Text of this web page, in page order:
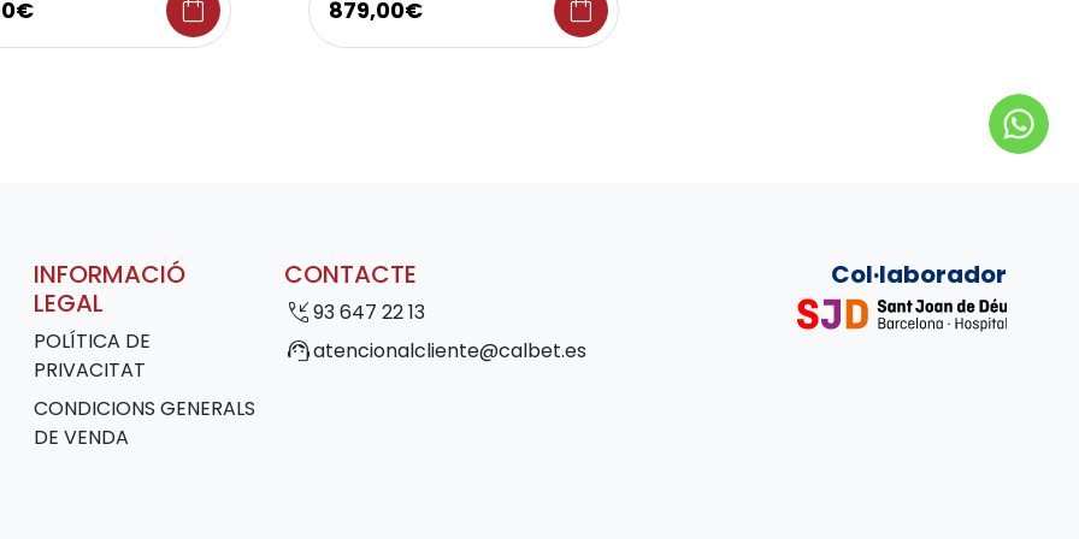
shopping_bag 879,00€ shopping_bag
INFORMACIÓ
LEGAL
POLÍTICA DE
PRIVACITAT
CONDICIONS GENERALS
DE VENDA
CONTACTE
phone_callback93 647 22 13
support_agentatencionalcliente@calbet.es
Col·laborador